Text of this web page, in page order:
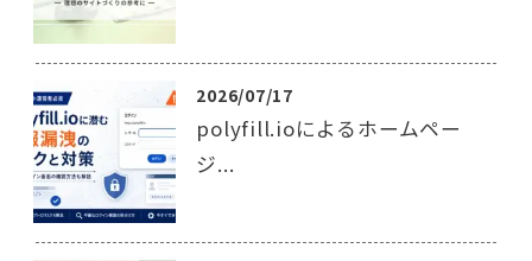
2026/07/17
polyfill.ioによるホームペー
ジ...